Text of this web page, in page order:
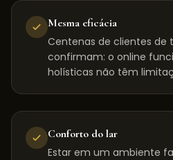
Mesma eficácia
Centenas de clientes de
confirmam: o online
holísticas não têm
Conforto do lar
Estar em um ambiente